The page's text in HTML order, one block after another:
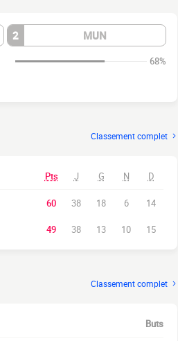
2 MUN
68%
Classement complet
Pts J G N D
60 38 18 6 14
49 38 13 10 15
Classement complet
Buts